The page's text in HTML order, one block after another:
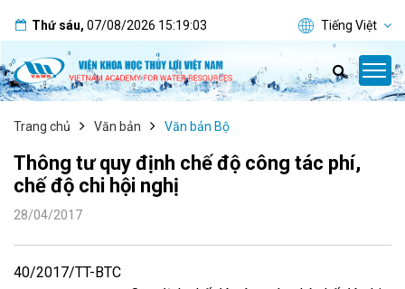
Thứ sáu, 07/08/2026 15:19:03 Tiếng Việt
Trang chủ Văn bản Văn bản Bộ
Thông tư quy định chế độ công tác phí,
chế độ chi hội nghị
28/04/2017
40/2017/TT-BTC